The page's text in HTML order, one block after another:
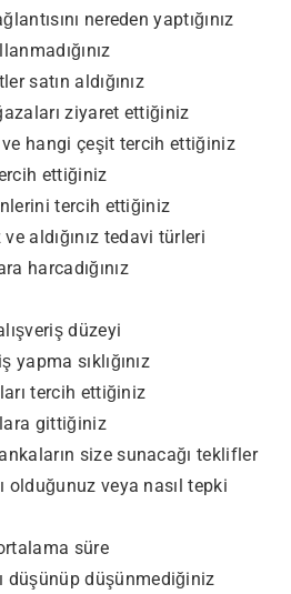
nereden yaptığınız
satın aldığınız
ziyaret ettiğiniz
ve hangi çeşit tercih ettiğiniz
ettiğiniz
tercih ettiğiniz
aldığınız tedavi türleri
harcadığınız
düzeyi
yapma sıklığınız
tercih ettiğiniz
gittiğiniz
size sunacağı teklifler
olduğunuz veya nasıl tepki
süre
düşünüp düşünmediğiniz